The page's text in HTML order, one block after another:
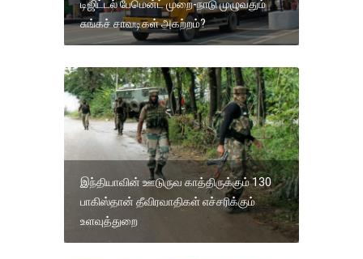
டிஜிட்டல் பேமென்ட் முறை-நாடு முழுவதும்
சுங்கச் சாவடிகள் அகற்றம்?
இந்தியாவின் ஊடுருவ காத்திருக்கும் 130
பாகிஸ்தான் தீவிரவாதிகள் எச்சரிக்கும்
உளவுத்துறை